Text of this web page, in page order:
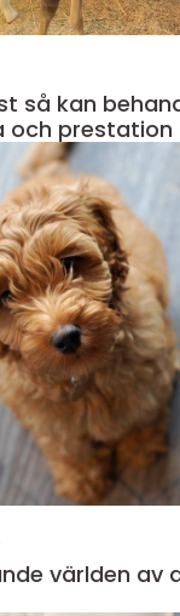
och prestation
världen av